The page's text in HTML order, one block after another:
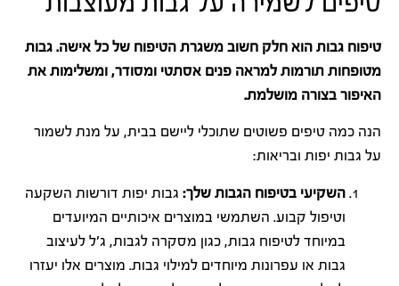
טיפוח גבות הוא חלק חשוב משגרת הטיפוח של כל אישה. גבות
מטופחות תורמות למראה פנים אסתטי ומסודר, ומשלימות את
האיפור בצורה מושלמת.
הנה כמה טיפים פשוטים שתוכלי ליישם בבית, על מנת לשמור
על גבות יפות ובריאות:
השקיעי בטיפוח הגבות שלך: גבות יפות דורשות השקעה
וטיפול קבוע. השתמשי במוצרים איכותיים המיועדים
במיוחד לטיפוח גבות, כגון מסקרה לגבות, ג'ל לעיצוב
גבות או עפרונות מיוחדים למילוי גבות. מוצרים אלו יעזרו